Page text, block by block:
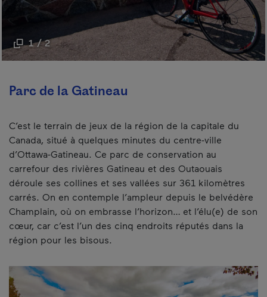
Parc de la Gatineau
C’est le terrain de jeux de la région de la capitale du
Canada, situé à quelques minutes du centre-ville
d’Ottawa-Gatineau. Ce parc de conservation au
carrefour des rivières Gatineau et des Outaouais
déroule ses collines et ses vallées sur 361 kilomètres
carrés. On en contemple l’ampleur depuis le belvédère
Champlain, où on embrasse l’horizon… et l’élu(e) de son
cœur, car c’est l’un des cinq endroits réputés dans la
région pour les bisous.
1 / 2